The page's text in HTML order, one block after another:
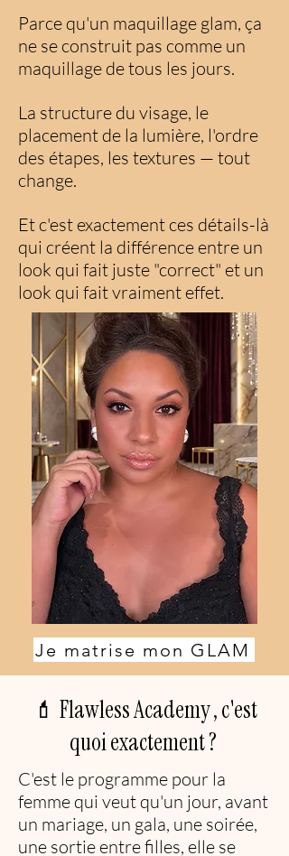
Parce qu'un maquillage glam, ça
ne se construit pas comme un
maquillage de tous les jours.
La structure du visage, le
placement de la lumière, l'ordre
des étapes, les textures — tout
change.
Et c'est exactement ces détails-là
qui créent la différence entre un
look qui fait juste "correct" et un
look qui fait vraiment effet.
Je matrise mon GLAM
💄 Flawless Academy , c'est
quoi exactement ?
C'est le programme pour la
femme qui veut qu'un jour, avant
un mariage, un gala, une soirée,
une sortie entre filles, elle se